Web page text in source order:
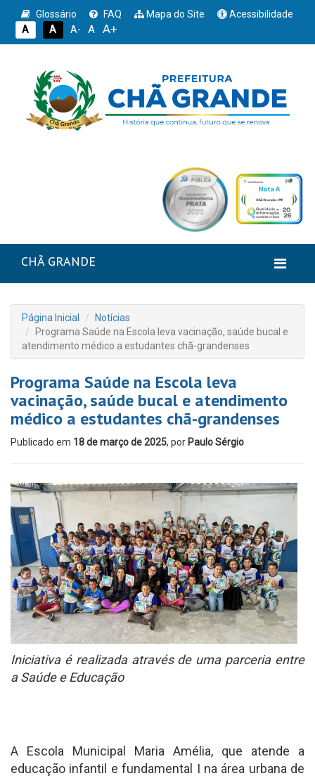
Glossário FAQ Mapa do Site
Acessibilidade
A
A A- A A+
CHÃ GRANDE
Página Inicial
Notícias
Programa Saúde na Escola leva vacinação, saúde bucal e
atendimento médico a estudantes chã-grandenses
Programa Saúde na Escola leva
vacinação, saúde bucal e atendimento
médico a estudantes chã-grandenses
Publicado em 18 de março de 2025, por Paulo Sérgio
Iniciativa é realizada através de uma parceria entre
a Saúde e Educação
A Escola Municipal Maria Amélia, que atende a
educação infantil e fundamental I na área urbana de